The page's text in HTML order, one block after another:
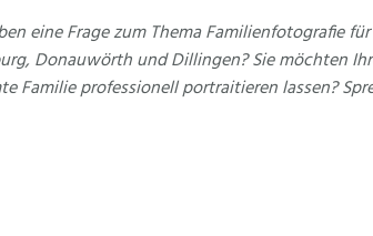
eine Frage zum Thema Familienfotografie
Donauwörth und Dillingen? Sie möchten
Familie professionell portraitieren lassen?